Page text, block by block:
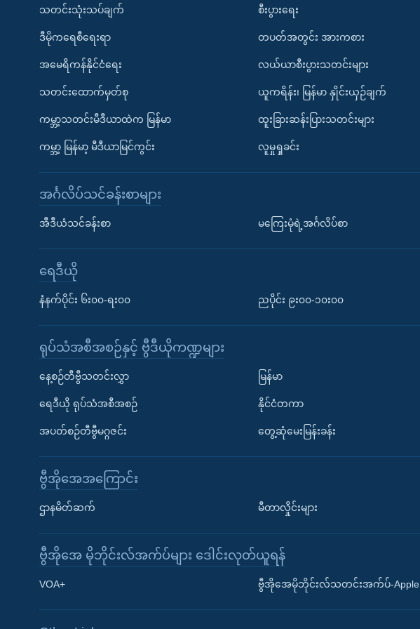
Learning English
သတင်းသုံးသပ်ချက်
ဒီမိုကရေစီရေးရာ
အမေရိကန်နိုင်ငံရေး
သတင်းထောက်မှတ်စု
ကမ္ဘာ့သတင်းမီဒီယာထဲက မြန်မာ
ကမ္ဘာ့ မြန်မာ့ မီဒီယာမြင်ကွင်း
စီးပွားရေး
တပတ်အတွင်း အားကစား
လယ်ယာစီးပွားသတင်းများ
ယူကရိန်း၊ မြန်မာ နှိုင်းယှဉ်ချက်
ထူးခြားဆန်းပြားသတင်းများ
လူမှုရှုခင်း
အင်္ဂလိပ်သင်ခန်းစာများ
အီဒီယံသင်ခန်းစာ မကြေးမုံရဲ့အင်္ဂလိပ်စာ
ရေဒီယို
နံနက်ပိုင်း ၆း၀၀-ရး၀၀ ညပိုင်း ၉း၀၀-၁၀း၀၀
ရုပ်သံအစီအစဉ်နှင့် ဗွီဒီယိုကဏ္ဍများ
နေ့စဉ်တီဗွီသတင်းလွှာ
ရေဒီယို ရုပ်သံအစီအစဉ်
အပတ်စဉ်တီဗွီမဂ္ဂဇင်း
မြန်မာ
နိုင်ငံတကာ
တွေ့ဆုံမေးမြန်းခန်း
ဗွီအိုအေအကြောင်း
ဌာနမိတ်ဆက် မီတာလှိုင်းများ
ဗွီအိုအေ မိုဘိုင်းလ်အက်ပ်များ ဒေါင်းလုတ်ယူရန်
VOA+ ဗွီအိုအေမိုဘိုင်းလ်သတင်းအက်ပ်-Apple